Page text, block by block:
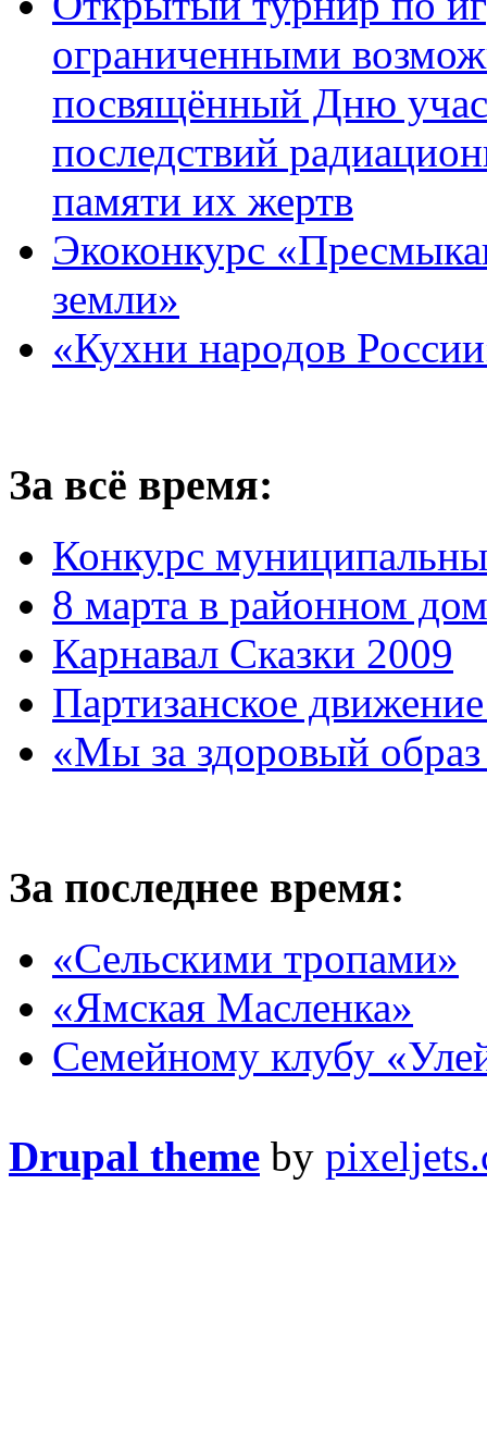
ограниченными
посвящённый Дню
последствий
памяти их жертв
Экоконкурс
земли»
«Кухни народов
За всё время:
Конкурс
8 марта в районном
Карнавал Сказки 2009
Партизанское
«Мы за здоровый
За последнее время:
«Сельскими тропами»
«Ямская Масленка»
Семейному клубу
Drupal theme by